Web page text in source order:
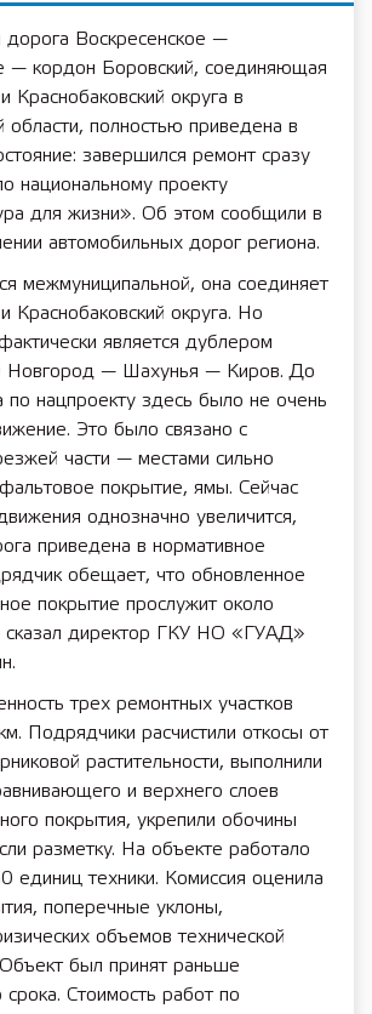
дорога Воскресенское —
— кордон Боровский, соединяющая
Краснобаковский округа в
области, полностью приведена в
завершился ремонт сразу
национальному проекту
для жизни». Об этом сообщили в
автомобильных дорог региона.
межмуниципальной, она соединяет
Краснобаковский округа. Но
является дублером
Новгород — Шахунья — Киров. До
по нацпроекту здесь было не очень
Это было связано с
части — местами сильно
покрытие, ямы. Сейчас
однозначно увеличится,
приведена в нормативное
обещает, что обновленное
покрытие прослужит около
сказал директор ГКУ НО «ГУАД»
трех ремонтных участков
Подрядчики расчистили откосы от
растительности, выполнили
и верхнего слоев
покрытия, укрепили обочины
разметку. На объекте работало
единиц техники. Комиссия оценила
поперечные уклоны,
объемов технической
был принят раньше
срока. Стоимость работ по